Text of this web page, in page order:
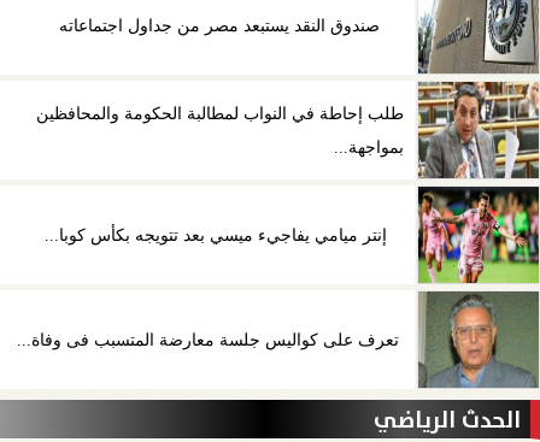
صندوق النقد يستبعد مصر من جداول اجتماعاته
طلب إحاطة في النواب لمطالبة الحكومة والمحافظين
بمواجهة...
إنتر ميامي يفاجيء ميسي بعد تتويجه بكأس كوبا...
تعرف على كواليس جلسة معارضة المتسبب فى وفاة...
الحدث الرياضي